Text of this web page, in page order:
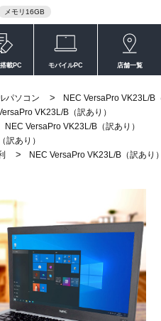
メモリ16GB
載PC モバイルPC 店舗一覧
パソコン >
NEC VersaPro VK23L/B
VK23L/B（訳あり）
NEC VersaPro VK23L/B（訳あり）
訳あり）
> NEC VersaPro VK23L/B（訳あり